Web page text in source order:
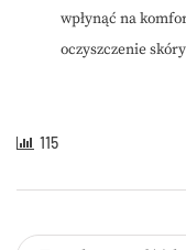
wpłynąć na
oczyszczenie
115